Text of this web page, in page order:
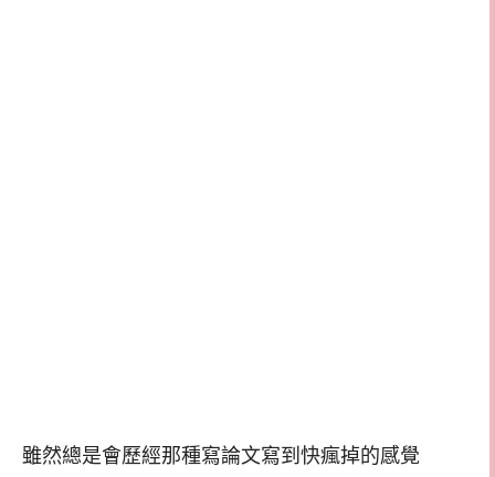
雖然總是會歷經那種寫論文寫到快瘋掉的感覺